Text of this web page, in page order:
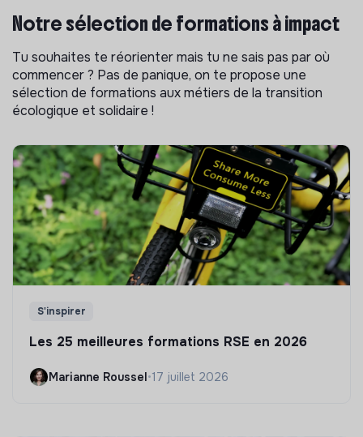
Notre sélection de formations à impact
Tu souhaites te réorienter mais tu ne sais pas par où
commencer ? Pas de panique, on te propose une
sélection de formations aux métiers de la transition
écologique et solidaire !
S'inspirer
Les 25 meilleures formations RSE en 2026
Marianne Roussel•17 juillet 2026